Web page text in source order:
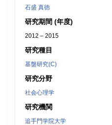
石盛 真徳
研究期間 (年度)
2012 – 2015
研究種目
基盤研究(C)
研究分野
社会心理学
研究機関
追手門学院大学